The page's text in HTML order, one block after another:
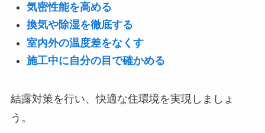
気密性能を高める
換気や除湿を徹底する
室内外の温度差をなくす
施工中に自分の目で確かめる
結露対策を行い、快適な住環境を実現しましょ
う。